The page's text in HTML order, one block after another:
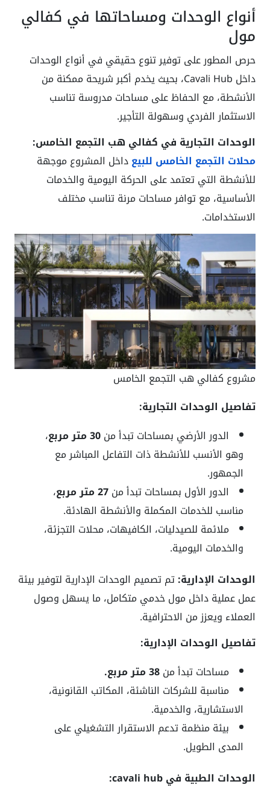
أنواع الوحدات ومساحاتها في كفالي
مول
حرص المطور على توفير تنوع حقيقي في أنواع الوحدات
داخل Cavali Hub، بحيث يخدم أكبر شريحة ممكنة من
الأنشطة، مع الحفاظ على مساحات مدروسة تناسب
الاستثمار الفردي وسهولة التأجير.
الوحدات التجارية في كفالي هب التجمع الخامس:
محلات التجمع الخامس للبيعداخل المشروع موجهة
للأنشطة التي تعتمد على الحركة اليومية والخدمات
الأساسية، مع توافر مساحات مرنة تناسب مختلف
الاستخدامات.
مشروع كفالي هب التجمع الخامس
تفاصيل الوحدات التجارية:
الدور الأرضي بمساحات تبدأ من30 متر مربع
،
وهو الأنسب للأنشطة ذات التفاعل المباشر مع
الجمهور.
الدور الأول بمساحات تبدأ من27 متر مربع
،
مناسب للخدمات المكملة والأنشطة الهادئة.
ملائمة للصيدليات، الكافيهات، محلات التجزئة،
والخدمات اليومية.
الوحدات الإدارية:تم تصميم الوحدات الإدارية لتوفير بيئة
عمل عملية داخل مول خدمي متكامل، ما يسهل وصول
العملاء ويعزز من الاحترافية.
تفاصيل الوحدات الإدارية:
مساحات تبدأ من38 متر مربع.
مناسبة للشركات الناشئة، المكاتب القانونية،
الاستشارية، والخدمية.
بيئة منظمة تدعم الاستقرار التشغيلي على
المدى الطويل.
الوحدات الطبية في cavali hub: